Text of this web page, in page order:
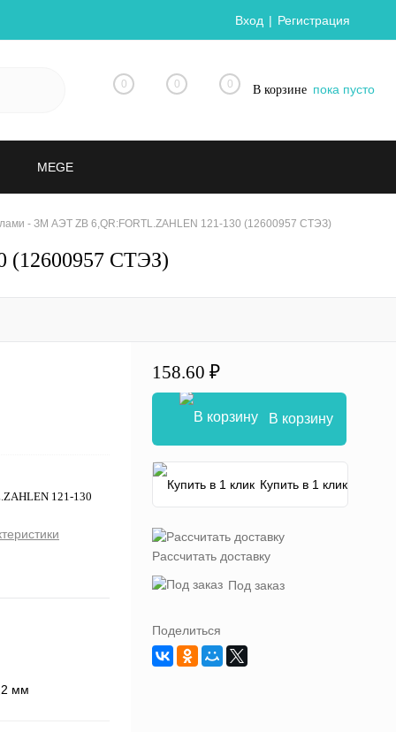
Вход Регистрация
0 0 0 В корзине пока пусто
MEGE
- ЗМ АЭТ ZB 6,QR:FORTL.ZAHLEN 121-130 (12600957 СТЭЗ)
(12600957 СТЭЗ)
121-130
мм
158.60 ₽
В корзину
Купить в 1 клик
Рассчитать доставку
Под заказ
Поделиться